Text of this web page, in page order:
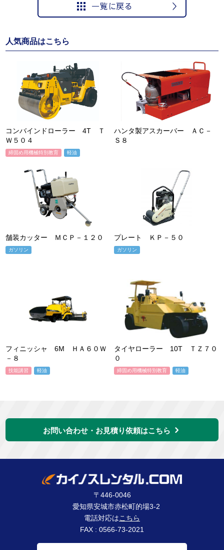
人気商品はこちら
コンバインドローラー 4T Ｔ
Ｗ５０４
締固め用機械特別教育 軽油
ハンタ製アスカーバー ＡＣ－
Ｓ８
舗装カッター ＭＣＰ－１２０
ガソリン
プレート ＫＰ－５０
ガソリン
フィニッシャ 6M ＨＡ６０Ｗ
－８
技能講習 軽油
タイヤローラー 10T ＴＺ７０
０
締固め用機械特別教育 軽油
お問い合わせ・お見積り依頼はこちら
〒446-0046
愛知県安城市赤松町的場3-2
電話対応はこちら
FAX : 0566-73-2021